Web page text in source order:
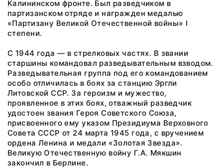
Калининском фронте. Был разведчиком в
партизанском отряде и награжден медалью
«Партизану Великой Отечественной войны» I
степени.
С 1944 года — в стрелковых частях. В звании
старшины командовал разведывательным взводом.
Разведывательная группа под его командованием
особо отличилась в боях за станцию Эргли
Литовской ССР. За героизм и мужество,
проявленное в этих боях, отважный разведчик
удостоен звания Героя Советского Союза,
присвоенного ему указом Президиума Верховного
Совета СССР от 24 марта 1945 года, с вручением
ордена Ленина и медали «Золотая Звезда».
Великую Отечественную войну Г.А. Мякшин
закончил в Берлине.